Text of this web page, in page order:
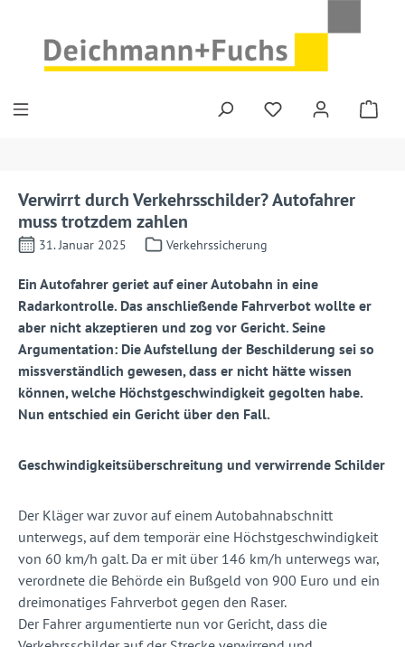
Verwirrt durch Verkehrsschilder? Autofahrer
muss trotzdem zahlen
31. Januar 2025 Verkehrssicherung
Ein Autofahrer geriet auf einer Autobahn in eine
Radarkontrolle. Das anschließende Fahrverbot wollte er
aber nicht akzeptieren und zog vor Gericht. Seine
Argumentation: Die Aufstellung der Beschilderung sei so
missverständlich gewesen, dass er nicht hätte wissen
können, welche Höchstgeschwindigkeit gegolten habe.
Nun entschied ein Gericht über den Fall.
Geschwindigkeitsüberschreitung und verwirrende Schilder
Der Kläger war zuvor auf einem Autobahnabschnitt
unterwegs, auf dem temporär eine Höchstgeschwindigkeit
von 60 km/h galt. Da er mit über 146 km/h unterwegs war,
verordnete die Behörde ein Bußgeld von 900 Euro und ein
dreimonatiges Fahrverbot gegen den Raser.
Der Fahrer argumentierte nun vor Gericht, dass die